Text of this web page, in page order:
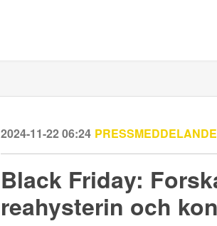
2024-11-22 06:24 PRESSMEDDELANDE
Black Friday:
reahysterin och